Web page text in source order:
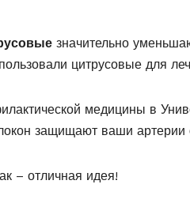
значительно
цитрусовые для
медицины в
защищают ваши артерии
– отличная идея!